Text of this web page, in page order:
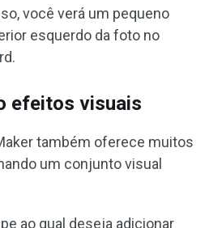
você verá um pequeno
esquerdo da foto no
efeitos visuais
também oferece muitos
um conjunto visual
ao qual deseja adicionar